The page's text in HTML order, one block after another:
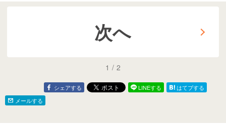
次へ
1 / 2
シェアする LINEする
はてブする
メールする